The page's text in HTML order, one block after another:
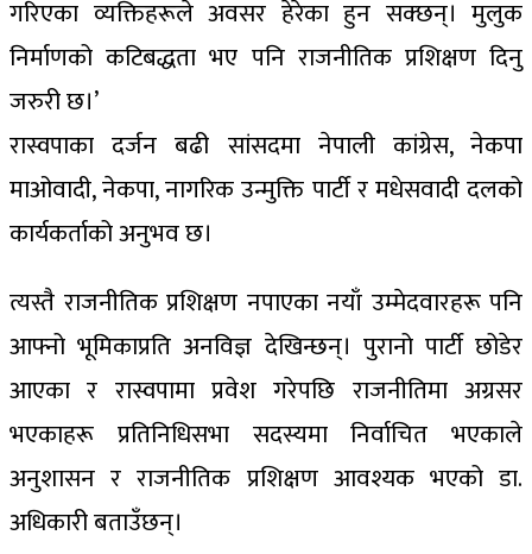
गरिएका व्यक्तिहरूले अवसर हेरेका हुन सक्छन्। मुलुक
निर्माणको कटिबद्धता भए पनि राजनीतिक प्रशिक्षण दिनु
जरुरी छ।’
रास्वपाका दर्जन बढी सांसदमा नेपाली कांग्रेस, नेकपा
माओवादी, नेकपा, नागरिक उन्मुक्ति पार्टी र मधेसवादी दलको
कार्यकर्ताको अनुभव छ।
त्यस्तै राजनीतिक प्रशिक्षण नपाएका नयाँ उम्मेदवारहरू पनि
आफ्नो भूमिकाप्रति अनविज्ञ देखिन्छन्। पुरानो पार्टी छोडेर
आएका र रास्वपामा प्रवेश गरेपछि राजनीतिमा अग्रसर
भएकाहरू प्रतिनिधिसभा सदस्यमा निर्वाचित भएकाले
अनुशासन र राजनीतिक प्रशिक्षण आवश्यक भएको डा.
अधिकारी बताउँछन्।